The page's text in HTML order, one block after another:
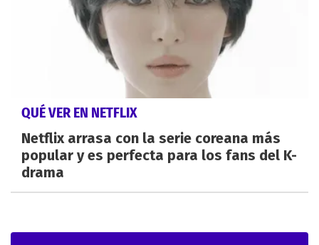
QUÉ VER EN NETFLIX
Netflix arrasa con la serie coreana más
popular y es perfecta para los fans del K-
drama